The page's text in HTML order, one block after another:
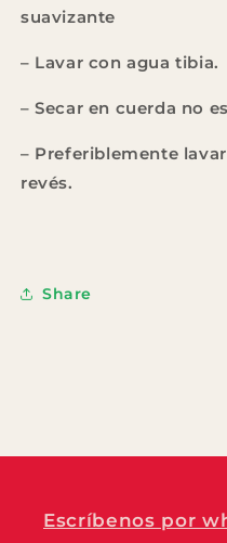
suavizante
– Lavar con agua tibia.
– Secar en cuerda no
– Preferiblemente
revés.
Share
Escríbenos por